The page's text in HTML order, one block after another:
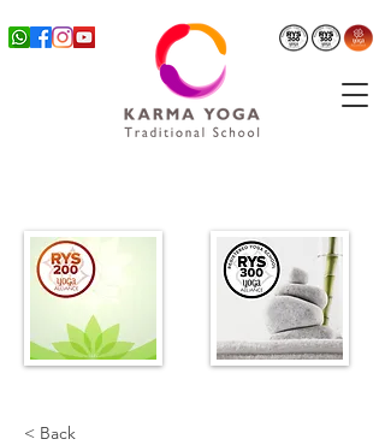
< Back